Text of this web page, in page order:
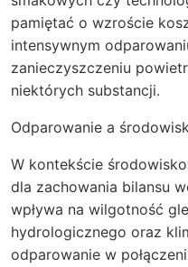
pamiętać o wzroście
intensywnym
zanieczyszczeniu
niektórych substancji.
Odparowanie a
W kontekście
dla zachowania bilansu
wpływa na wilgotność
hydrologicznego oraz
odparowanie w